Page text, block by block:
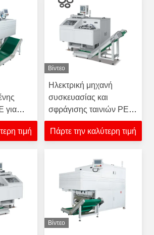
για
300-
τιμή
Βίντεο
Ηλεκτρική μηχανή
συσκευασίας και
σφράγισης ταινιών PE
για υλικό
Πάρτε την καλύτερη τιμή
Βίντεο